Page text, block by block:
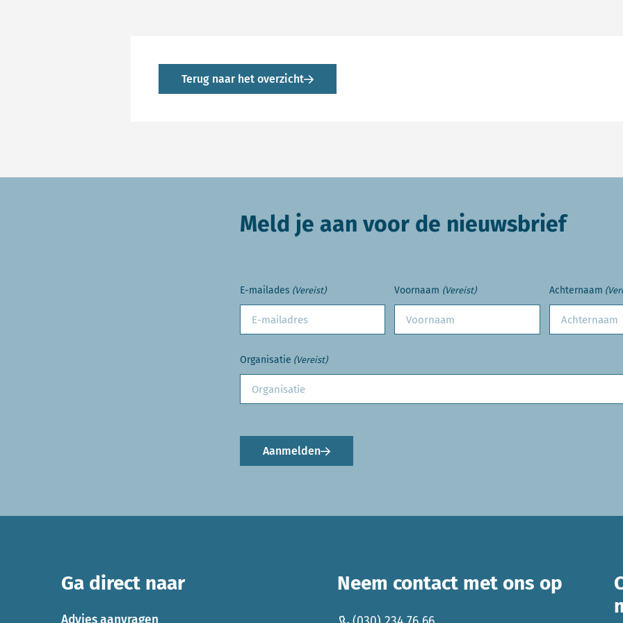
Terug naar het overzicht
Meld je aan voor de nieuwsbrief
E-mailades (Vereist) Voornaam (Vereist) Achternaam
Organisatie (Vereist)
Aanmelden
Ga direct naar
Advies aanvragen
Neem contact met ons op